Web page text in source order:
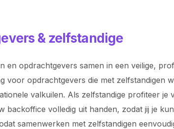
& zelfstandige
en opdrachtgevers samen in een veilige,
voor opdrachtgevers die met zelfstandigen
valkuilen. Als zelfstandige profiteer
backoffice volledig uit handen, zodat jij je
samenwerken met zelfstandigen